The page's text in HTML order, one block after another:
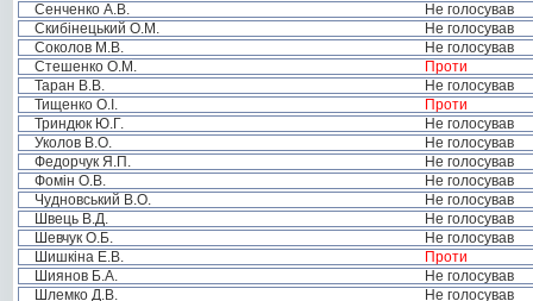
Сенченко А.В.
Не голосував
Скибінецький О.М.
Не голосував
Соколов М.В.
Не голосував
Стешенко О.М.
Проти
Таран В.В.
Не голосував
Тищенко О.І.
Проти
Триндюк Ю.Г.
Не голосував
Уколов В.О.
Не голосував
Федорчук Я.П.
Не голосував
Фомін О.В.
Не голосував
Чудновський В.О.
Не голосував
Швець В.Д.
Не голосував
Шевчук О.Б.
Не голосував
Шишкіна Е.В.
Проти
Шиянов Б.А.
Не голосував
Шлемко Д.В.
Не голосував